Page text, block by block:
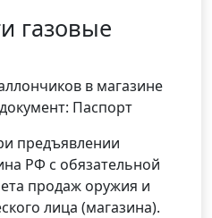
газовые
в магазине
Паспорт
предъявлении
РФ с обязательной
продаж оружия и
лица (магазина).